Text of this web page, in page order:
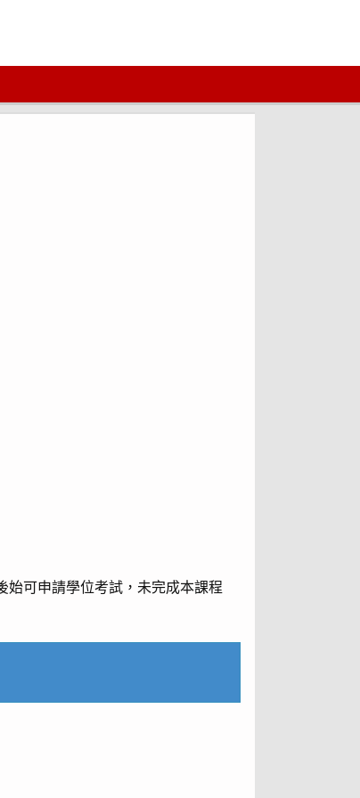
始可申請學位考試，未完成本課程